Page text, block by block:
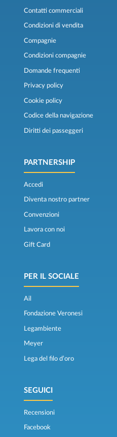
Contatti commerciali
Condizioni di vendita
Compagnie
Condizioni compagnie
Domande frequenti
Privacy policy
Cookie policy
Codice della navigazione
Diritti dei passeggeri
PARTNERSHIP
Accedi
Diventa nostro partner
Convenzioni
Lavora con noi
Gift Card
PER IL SOCIALE
Ail
Fondazione Veronesi
Legambiente
Meyer
Lega del filo d’oro
SEGUICI
Recensioni
Facebook